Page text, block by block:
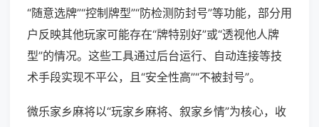
“随意选牌”“控制牌型”“防检测防封号”等功能，部分用
户反映其他玩家可能存在“牌特别好”或“透视他人牌
型”的情况。这些工具通过后台运行、自动连接等技
术手段实现不平公，且“安全性高”“不被封号”。
微乐家乡麻将以“玩家乡麻将、叙家乡情”为核心，收